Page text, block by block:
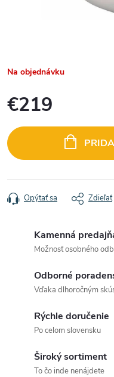
Na objednávku
€219
cena:
Opýtať sa Zdieľať
Kamenná
Možnosť osobného
Odborné
Vďaka dlhoročným
Rýchle doručenie
Po celom slovensku
Široký sortiment
To čo inde nenájdete